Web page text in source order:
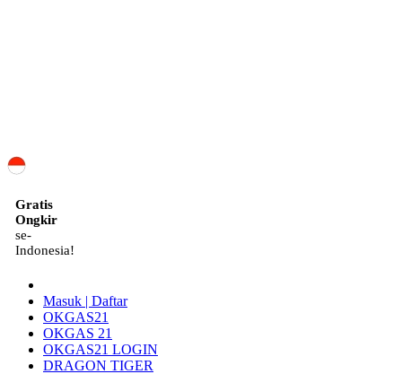
Gratis
Ongkir
se-
Indonesia!
Masuk | Daftar
OKGAS21
OKGAS 21
OKGAS21 LOGIN
DRAGON TIGER